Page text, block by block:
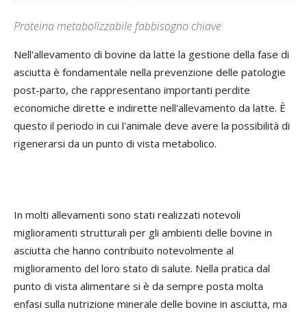
Proteina metabolizzabile fabbisogno chiave
Nell'allevamento di bovine da latte la gestione della fase di
asciutta è fondamentale nella prevenzione delle patologie
post-parto, che rappresentano importanti perdite
economiche dirette e indirette nell'allevamento da latte. È
questo il periodo in cui l'animale deve avere la possibilità di
rigenerarsi da un punto di vista metabolico.
In molti allevamenti sono stati realizzati notevoli
miglioramenti strutturali per gli ambienti delle bovine in
asciutta che hanno contribuito notevolmente al
miglioramento del loro stato di salute. Nella pratica dal
punto di vista alimentare si è da sempre posta molta
enfasi sulla nutrizione minerale delle bovine in asciutta, ma